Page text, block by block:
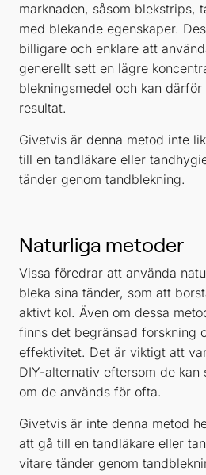
marknaden, såsom blekstrips,
med blekande egenskaper.
billigare och enklare att
generellt sett en lägre
blekningsmedel och kan
resultat.
Givetvis är denna metod inte
till en tandläkare eller
tänder genom tandblekning.
Naturliga metoder
Vissa föredrar att använda
bleka sina tänder, som att
aktivt kol. Även om dessa
finns det begränsad forskning
effektivitet. Det är viktigt att
DIY-alternativ eftersom de kan
om de används för ofta.
Givetvis är inte denna metod
att gå till en tandläkare eller
vitare tänder genom